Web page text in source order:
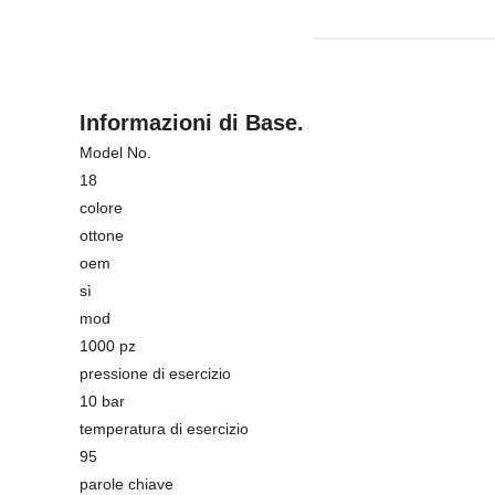
Informazioni di Base.
Model No.
18
colore
ottone
oem
sì
mod
1000 pz
pressione di esercizio
10 bar
temperatura di esercizio
95
parole chiave